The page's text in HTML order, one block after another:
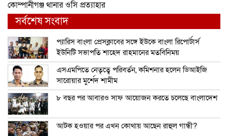
কোম্পানীগঞ্জ থানার ওসি প্রত্যাহার
সর্বশেষ সংবাদ
প্যারিস বাংলা প্রেসক্লাবের সঙ্গে ইউকে বাংলা রিপোর্টার্স
ইউনিটি সভাপতি শাহেদ রাহমানের মতবিনিময়
এসএমপিতে নেতৃত্বে পরিবর্তন, কমিশনার হলেন ডিআইজি
সারোয়ার মুর্শেদ শামীম
৮ বছর পর আবারও সাফ আয়োজন করতে চলেছে বাংলাদেশ
আটক হওয়ার পর এখন কোথায় আছেন রাহুল গান্ধী?